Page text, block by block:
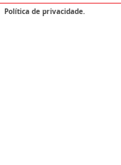
Política de privacidade.